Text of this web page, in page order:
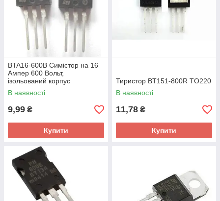
BTA16-600B Симістор на 16
Ампер 600 Вольт,
ізольований корпус
В наявності
9,99 ₴
Купити
Тиристор BT151-800R TO220
В наявності
11,78 ₴
Купити